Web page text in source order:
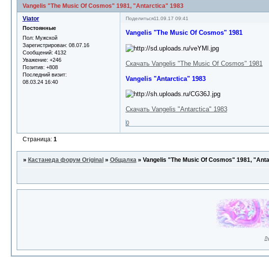
Vangelis "The Music Of Cosmos" 1981, "Antarctica" 1983
Поделиться11.09.17 09:41
Viator
Постоянные
Пол: Мужской
Зарегистрирован: 08.07.16
Сообщений: 4132
Уважение: +246
Позитив: +808
Последний визит:
08.03.24 16:40
Vangelis "The Music Of Cosmos" 1981
Скачать Vangelis "The Music Of Cosmos" 1981
Vangelis "Antarctica" 1983
Скачать Vangelis "Antarctica" 1983
0
Страница: 1
» Кастанеда форум Original » Общалка » Vangelis "The Music Of Cosmos" 1981,